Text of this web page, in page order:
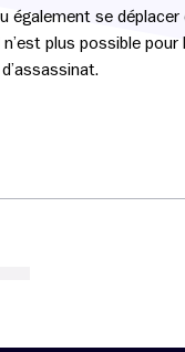
également se
n’est plus possible